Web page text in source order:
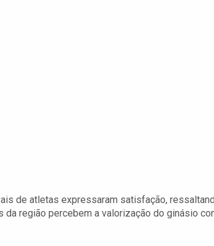
de atletas expressaram satisfação,
região percebem a valorização do ginásio